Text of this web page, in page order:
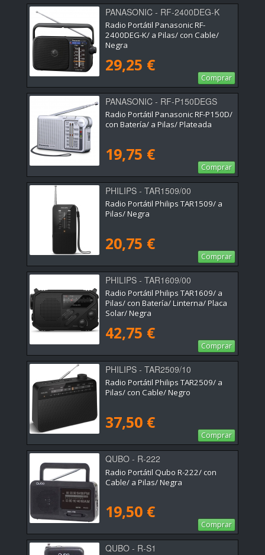
PANASONIC - RF-2400DEG-K
Radio Portátil Panasonic RF-
2400DEG-K/ a Pilas/ con Cable/
Negra
29,25 €
Comprar
PANASONIC - RF-P150DEGS
Radio Portátil Panasonic RF-P150D/
con Batería/ a Pilas/ Plateada
19,75 €
Comprar
PHILIPS - TAR1509/00
Radio Portátil Philips TAR1509/ a
Pilas/ Negra
20,75 €
Comprar
PHILIPS - TAR1609/00
Radio Portátil Philips TAR1609/ a
Pilas/ con Batería/ Linterna/ Placa
Solar/ Negra
42,75 €
Comprar
PHILIPS - TAR2509/10
Radio Portátil Philips TAR2509/ a
Pilas/ con Cable/ Negro
37,50 €
Comprar
QUBO - R-222
Radio Portátil Qubo R-222/ con
Cable/ a Pilas/ Negra
19,50 €
Comprar
QUBO - R-S1